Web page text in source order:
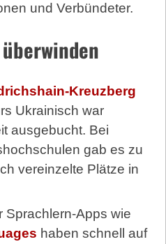
und Verbündeter.
Kreuzberg
Ukrainisch war
ausgebucht. Bei
gab es zu
vereinzelte Plätze in
Sprachlern-Apps wie
haben schnell auf